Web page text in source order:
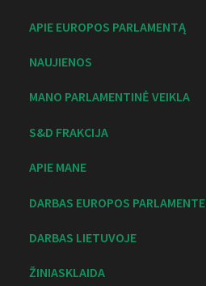
APIE EUROPOS PARLAMENTĄ
NAUJIENOS
MANO PARLAMENTINĖ VEIKLA
S&D FRAKCIJA
APIE MANE
DARBAS EUROPOS PARLAMENTE
DARBAS LIETUVOJE
ŽINIASKLAIDA